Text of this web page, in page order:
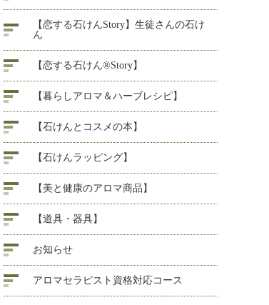
【恋する石けんStory】生徒さんの石け
ん
【恋する石けん®Story】
【暮らしアロマ＆ハーブレシピ】
【石けんとコスメの本】
【石けんラッピング】
【美と健康のアロマ商品】
【道具・器具】
お知らせ
アロマセラピスト資格対応コース